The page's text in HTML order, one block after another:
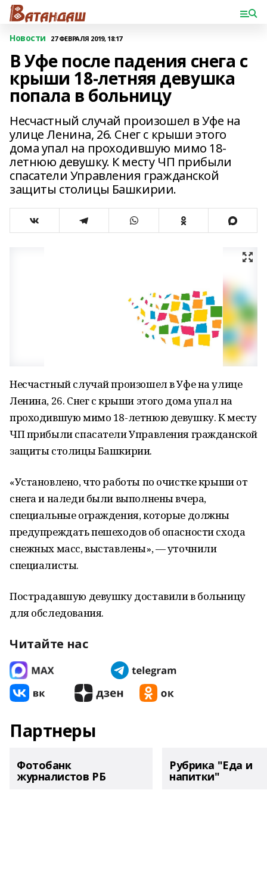
Новости 27 ФЕВРАЛЯ 2019, 18:17
В Уфе после падения снега с
крыши 18-летняя девушка
попала в больницу
Несчастный случай произошел в Уфе на
улице Ленина, 26. Снег с крыши этого
дома упал на проходившую мимо 18-
летнюю девушку. К месту ЧП прибыли
спасатели Управления гражданской
защиты столицы Башкирии.
Несчастный случай произошел в Уфе на улице
Ленина, 26. Снег с крыши этого дома упал на
проходившую мимо 18-летнюю девушку. К месту
ЧП прибыли спасатели Управления гражданской
защиты столицы Башкирии.
«Установлено, что работы по очистке крыши от
снега и наледи были выполнены вчера,
специальные ограждения, которые должны
предупреждать пешеходов об опасности схода
снежных масс, выставлены», — уточнили
специалисты.
Пострадавшую девушку доставили в больницу
для обследования.
Читайте нас
Партнеры
Фотобанк
журналистов РБ
Рубрика "Еда и
напитки"